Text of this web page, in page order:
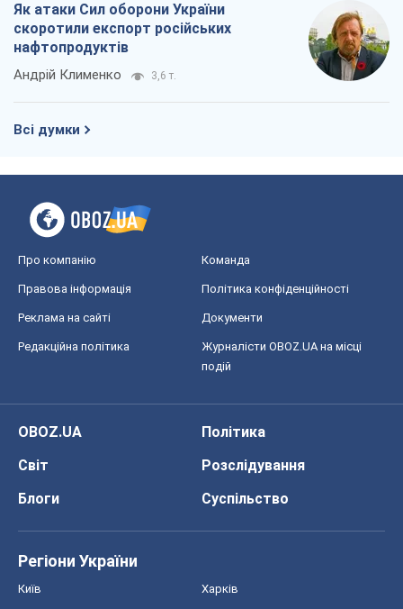
Як атаки Сил оборони України
скоротили експорт російських
нафтопродуктів
Андрій Клименко 3,6 т.
Всі думки
Про компанію Команда
Правова інформація Політика конфіденційності
Реклама на сайті Документи
Редакційна політика
Журналісти OBOZ.UA на місці
подій
OBOZ.UA
Політика
Світ
Розслідування
Блоги
Суспільство
Регіони України
Київ Харків